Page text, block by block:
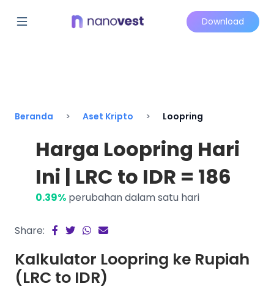
Download
Beranda Aset Kripto Loopring
Harga Loopring Hari
Ini | LRC to IDR = 186
0.39% perubahan dalam satu hari
Share:
Kalkulator Loopring ke Rupiah
(LRC to IDR)